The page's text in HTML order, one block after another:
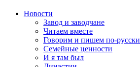
Новости
Завод и заводчане
Читаем вместе
Говорим и пишем по-русски
Семейные ценности
И я там был